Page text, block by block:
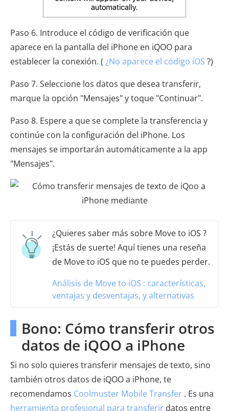
Paso 6. Introduce el código de verificación que
aparece en la pantalla del iPhone en iQOO para
establecer la conexión. ( ¿No aparece el código iOS ?)
Paso 7. Seleccione los datos que desea transferir,
marque la opción "Mensajes" y toque "Continuar".
Paso 8. Espere a que se complete la transferencia y
continúe con la configuración del iPhone. Los
mensajes se importarán automáticamente a la app
"Mensajes".
¿Quieres saber más sobre Move to iOS ?
¡Estás de suerte! Aquí tienes una reseña
de Move to iOS que no te puedes perder.
Análisis de Move to iOS : características,
ventajas y desventajas, y alternativas
Bono: Cómo transferir otros
datos de iQOO a iPhone
Si no solo quieres transferir mensajes de texto, sino
también otros datos de iQOO a iPhone, te
recomendamos Coolmuster Mobile Transfer . Es una
herramienta profesional para transferir datos entre